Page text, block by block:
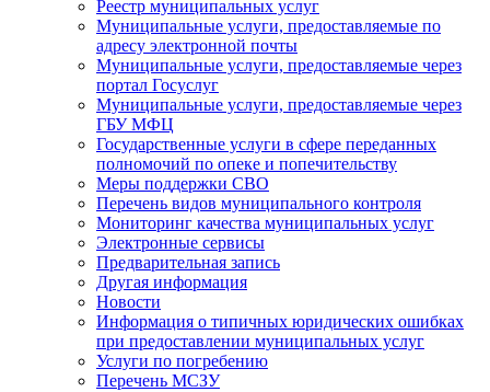
Реестр муниципальных услуг
Муниципальные услуги, предоставляемые по
адресу электронной почты
Муниципальные услуги, предоставляемые через
портал Госуслуг
Муниципальные услуги, предоставляемые через
ГБУ МФЦ
Государственные услуги в сфере переданных
полномочий по опеке и попечительству
Меры поддержки СВО
Перечень видов муниципального контроля
Мониторинг качества муниципальных услуг
Электронные сервисы
Предварительная запись
Другая информация
Новости
Информация о типичных юридических ошибках
при предоставлении муниципальных услуг
Услуги по погребению
Перечень МСЗУ